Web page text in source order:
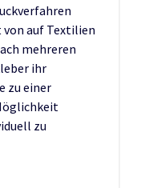
auf Textilien
mehreren
ihr
zu einer
zu